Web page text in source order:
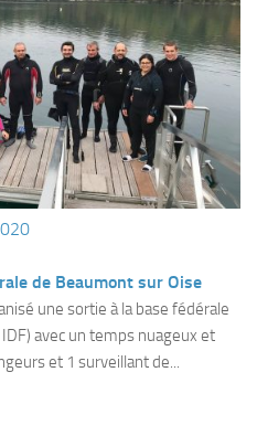
de Beaumont sur Oise
une sortie à la base fédérale
avec un temps nuageux et
et 1 surveillant de...